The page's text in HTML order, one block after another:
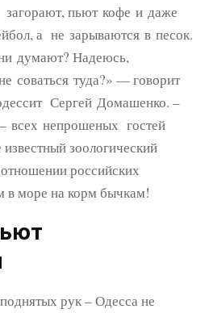
пьют кофе и даже
а не зарываются в песок.
думают? Надеюсь,
соваться туда?» — говорит
Сергей Домашенко. –
всех непрошеных гостей
зоологический
российских
в море на корм бычкам!
рук – Одесса не